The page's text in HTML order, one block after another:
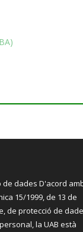
de dades D'acord
15/1999, de 13 de
de protecció de
la UAB està